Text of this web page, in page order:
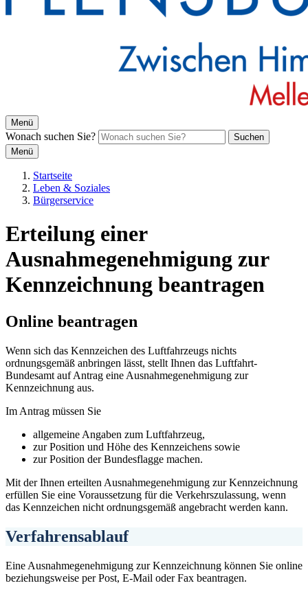
Menü
Wonach suchen Sie?
Suchen
Menü
Startseite
Leben & Soziales
Bürgerservice
Erteilung einer
Ausnahmegenehmigung zur
Kennzeichnung beantragen
Online beantragen
Wenn sich das Kennzeichen des Luftfahrzeugs nichts
ordnungsgemäß anbringen lässt, stellt Ihnen das Luftfahrt-
Bundesamt auf Antrag eine Ausnahmegenehmigung zur
Kennzeichnung aus.
Im Antrag müssen Sie
allgemeine Angaben zum Luftfahrzeug,
zur Position und Höhe des Kennzeichens sowie
zur Position der Bundesflagge machen.
Mit der Ihnen erteilten Ausnahmegenehmigung zur Kennzeichnung
erfüllen Sie eine Voraussetzung für die Verkehrszulassung, wenn
das Kennzeichen nicht ordnungsgemäß angebracht werden kann.
Verfahrensablauf
Eine Ausnahmegenehmigung zur Kennzeichnung können Sie online
beziehungsweise per Post, E-Mail oder Fax beantragen.